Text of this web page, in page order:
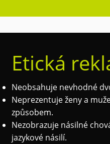
Etická
Neobsahuje nevhodné
Neprezentuje ženy a
způsobem.
Nezobrazuje násilné
jazykové násilí.